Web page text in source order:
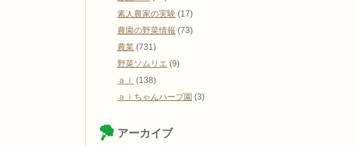
素人農家の実験 (17)
農園の野菜情報 (73)
農業 (731)
野菜ソムリエ (9)
ａｉ (138)
ａｉちゃんハーブ園 (3)
アーカイブ